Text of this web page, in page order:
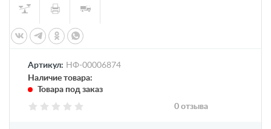
Артикул: НФ-00006874
Наличие товара:
Товара под заказ
0 отзыва